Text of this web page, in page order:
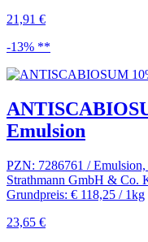
21,91 €
-13% **
Emulsion
PZN: 7286761 / Emulsion,
Strathmann GmbH & Co.
Grundpreis: € 118,25 / 1kg
23,65 €